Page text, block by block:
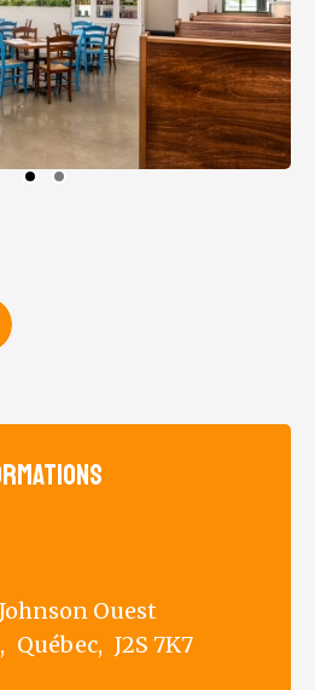
Ouest
Québec, J2S 7K7